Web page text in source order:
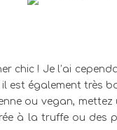
chic ! Je l’ai
est également très
ou vegan,
à la truffe ou des